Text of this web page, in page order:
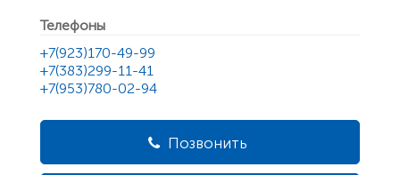
Телефоны
+7(923)170-49-99
+7(383)299-11-41
+7(953)780-02-94
Позвонить